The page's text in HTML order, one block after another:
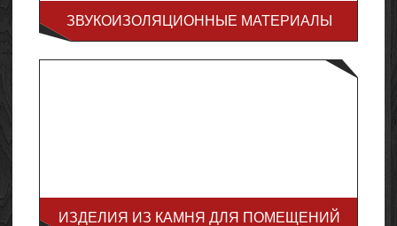
ЗВУКОИЗОЛЯЦИОННЫЕ МАТЕРИАЛЫ
ИЗДЕЛИЯ ИЗ КАМНЯ ДЛЯ ПОМЕЩЕНИЙ